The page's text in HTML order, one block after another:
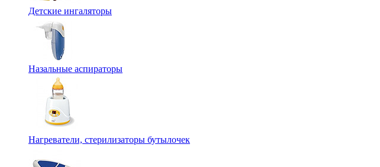
Детские ингаляторы
Назальные аспираторы
Нагреватели, стерилизаторы бутылочек